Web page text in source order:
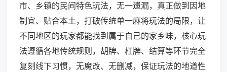
市、乡镇的民间特色玩法，无一遗漏，真正做到因地
制宜、贴合本土，打破传统单一麻将玩法的局限，让
不同地区的玩家都能找到属于自己的家乡味，核心玩
法遵循各地传统规则，胡牌、杠牌、结算等环节完全
复刻线下习惯，无魔改、无删减，保证玩法的地道性